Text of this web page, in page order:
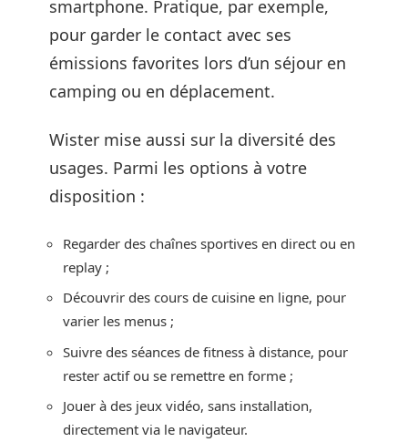
smartphone. Pratique, par exemple,
pour garder le contact avec ses
émissions favorites lors d’un séjour en
camping ou en déplacement.
Wister mise aussi sur la diversité des
usages. Parmi les options à votre
disposition :
Regarder des chaînes sportives en direct ou en
replay ;
Découvrir des cours de cuisine en ligne, pour
varier les menus ;
Suivre des séances de fitness à distance, pour
rester actif ou se remettre en forme ;
Jouer à des jeux vidéo, sans installation,
directement via le navigateur.